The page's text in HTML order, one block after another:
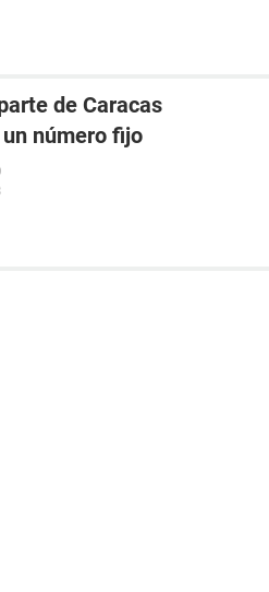
de Caracas
número fijo